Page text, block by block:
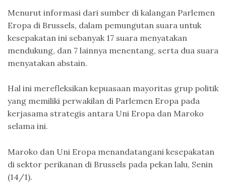
Menurut informasi dari sumber di kalangan Parlemen
Eropa di Brussels, dalam pemungutan suara untuk
kesepakatan ini sebanyak 17 suara menyatakan
mendukung, dan 7 lainnya menentang, serta dua suara
menyatakan abstain.
Hal ini merefleksikan kepuasaan mayoritas grup politik
yang memiliki perwakilan di Parlemen Eropa pada
kerjasama strategis antara Uni Eropa dan Maroko
selama ini.
Maroko dan Uni Eropa menandatangani kesepakatan
di sektor perikanan di Brussels pada pekan lalu, Senin
(14/1).